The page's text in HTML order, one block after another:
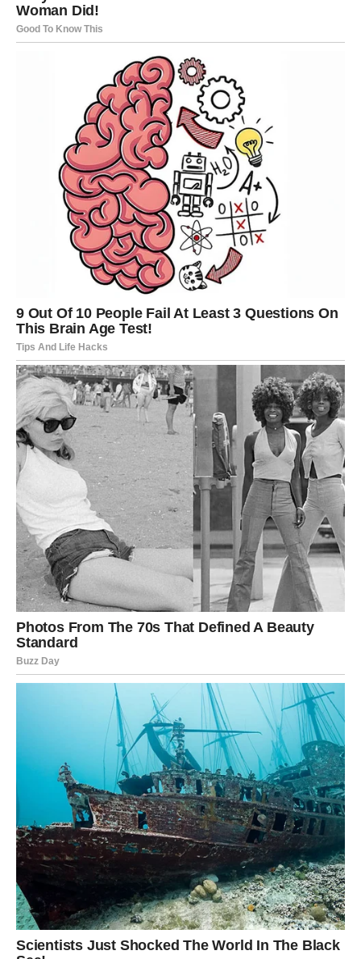
Vijest koja dolazi
Neočekivana poruka od osobe koju niste očekivali mogla
bi vas potpuno iznenaditi.
Kako utiče na vas?
Počinjete drugačije gledati na jednu važnu situaciju.
Vijest koja dolazi
Rakovi dobijaju potvrdu da su njihove sumnje ili osjećaji
Kako utiče na vas?
Osjećate veliko olakšanje.
LAV
Vijest koja dolazi
Pred vama je saznanje koje otvara novu poslovnu ili
životnu priliku.
Kako utiče na vas?
Mijenjate planove i krećete hrabrije naprijed.
DJEVICA
Vijest koja dolazi
Odgovor koji dugo čekate konačno stiže.
Kako utiče na vas?
Nestaje dio neizvjesnosti koji vas je opterećivao.
VAGA
Vijest koja dolazi